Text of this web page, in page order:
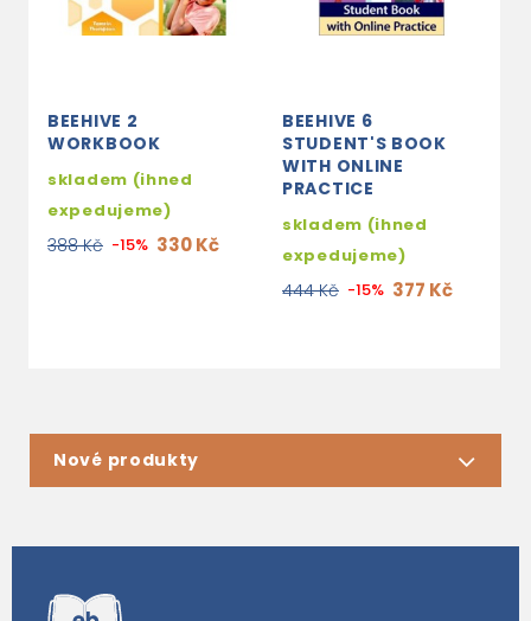
BEEHIVE 2
WORKBOOK
skladem (ihned
expedujeme)
388 Kč -15% 330 Kč
BEEHIVE 6
STUDENT'S BOOK
WITH ONLINE
PRACTICE
skladem (ihned
expedujeme)
444 Kč -15% 377 Kč
Nové produkty